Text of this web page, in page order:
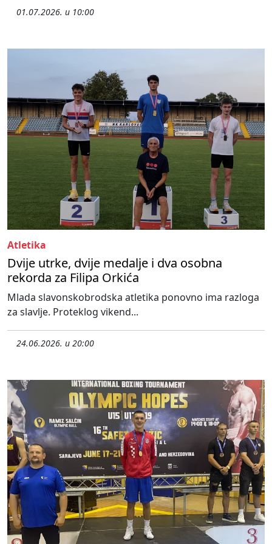
01.07.2026. u 10:00
Atletika
Dvije utrke, dvije medalje i dva osobna
rekorda za Filipa Orkića
Mlada slavonskobrodska atletika ponovno ima razloga
za slavlje. Proteklog vikend...
24.06.2026. u 20:00